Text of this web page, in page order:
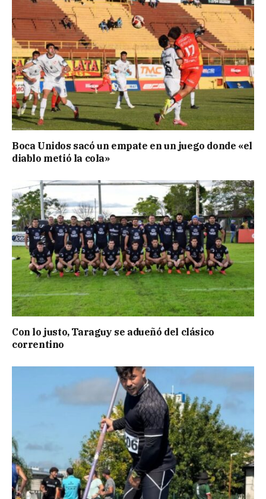
Boca Unidos sacó un empate en un juego donde «el
diablo metió la cola»
Con lo justo, Taraguy se adueñó del clásico
correntino